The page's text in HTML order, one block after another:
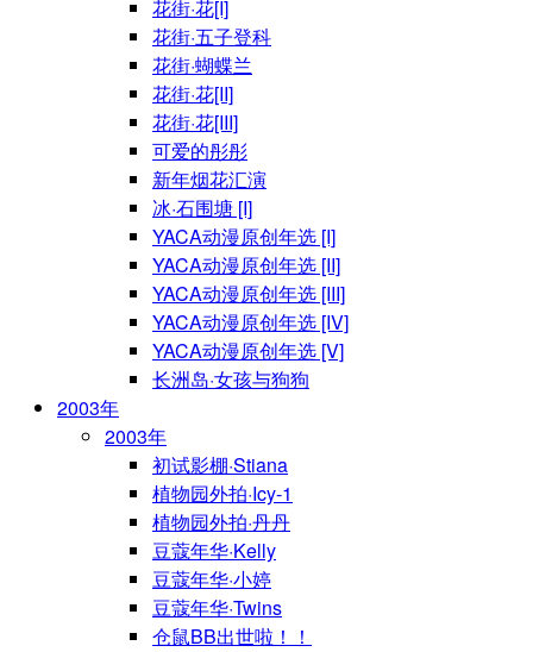
花街·花[I]
花街·五子登科
花街·蝴蝶兰
花街·花[II]
花街·花[III]
可爱的彤彤
新年烟花汇演
冰·石围塘 [I]
YACA动漫原创年选 [I]
YACA动漫原创年选 [II]
YACA动漫原创年选 [III]
YACA动漫原创年选 [IV]
YACA动漫原创年选 [V]
长洲岛·女孩与狗狗
2003年
2003年
初试影棚·Stiana
植物园外拍·Icy-1
植物园外拍·丹丹
豆蔻年华·Kelly
豆蔻年华·小婷
豆蔻年华·Twins
仓鼠BB出世啦！！